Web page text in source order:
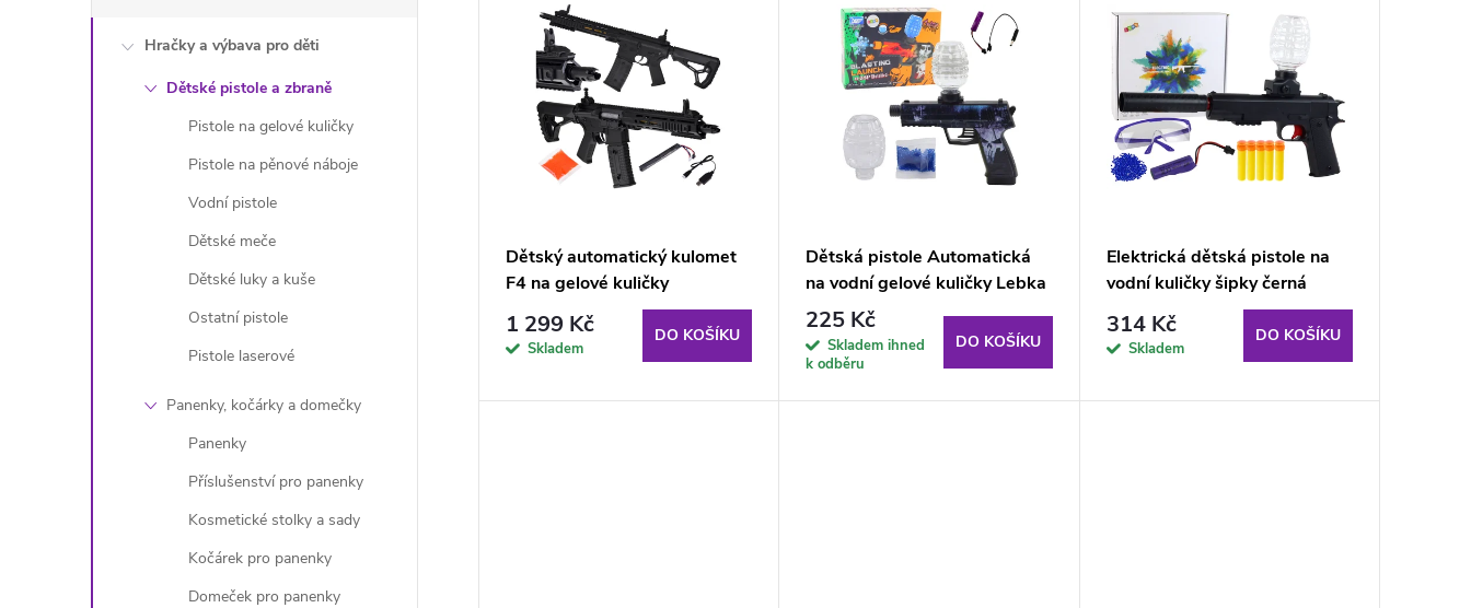
Hračky a výbava pro děti
Dětské pistole a zbraně
Pistole na gelové kuličky
Pistole na pěnové náboje
Vodní pistole
Dětské meče
Dětské luky a kuše
Ostatní pistole
Pistole laserové
Panenky, kočárky a domečky
Panenky
Příslušenství pro panenky
Kosmetické stolky a sady
Kočárek pro panenky
Domeček pro panenky
u
Dětský automatický kulomet
F4 na gelové kuličky
1 299 Kč
Skladem
DO KOŠÍKU
Dětská pistole Automatická
na vodní gelové kuličky Lebka
225 Kč
Skladem ihned
k odběru
DO KOŠÍKU
Elektrická dětská pistole na
vodní kuličky šipky černá
314 Kč
Skladem
DO KOŠÍKU